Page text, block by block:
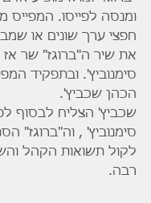
ומנסה לפייסו. המפייס
חפצי ערך שונים או
את שיר ה"ברוגז" שר אז
סימנוביץ'. ובתפקיד
הכהן שכביץ'.
שכביץ' הצליח לבסוף
סימנוביץ' , וה"ברוגז"
לקול תשואות הקהל
רבה.